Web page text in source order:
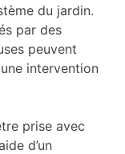
du jardin.
par des
peuvent
intervention
prise avec
d’un